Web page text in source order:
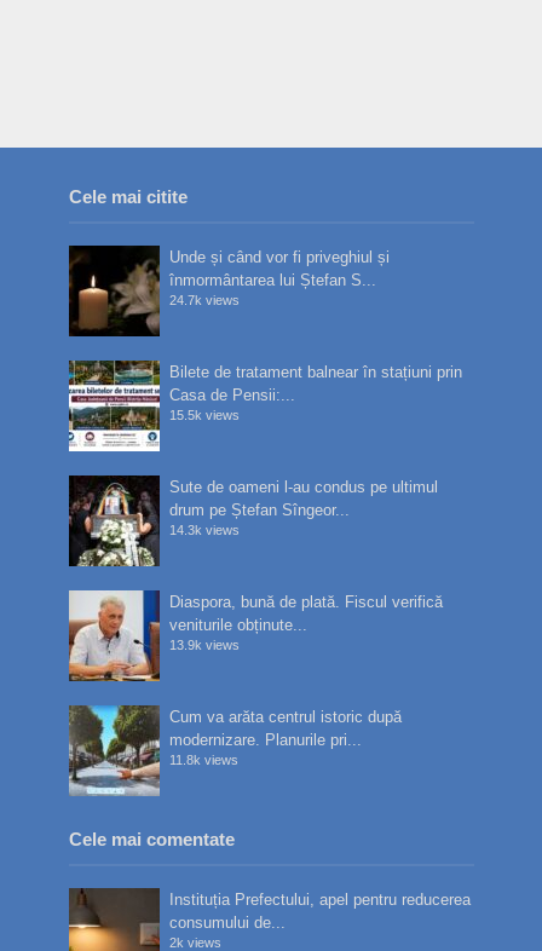
Cele mai citite
Unde și când vor fi priveghiul și
înmormântarea lui Ștefan S...
24.7k views
Bilete de tratament balnear în stațiuni prin
Casa de Pensii:...
15.5k views
Sute de oameni l-au condus pe ultimul
drum pe Ștefan Sîngeor...
14.3k views
Diaspora, bună de plată. Fiscul verifică
veniturile obținute...
13.9k views
Cum va arăta centrul istoric după
modernizare. Planurile pri...
11.8k views
Cele mai comentate
Instituția Prefectului, apel pentru reducerea
consumului de...
2k views